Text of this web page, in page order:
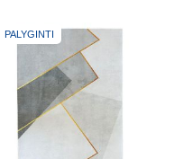
PALYGINTI